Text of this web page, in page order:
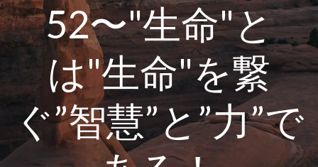
52〜"生命"と
は"生命"を繋
ぐ”智慧”と”力”で